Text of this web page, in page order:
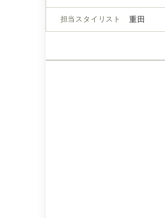
担当スタイリスト 重田